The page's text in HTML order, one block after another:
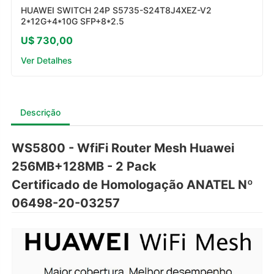
HUAWEI SWITCH 24P S5735-S24T8J4XEZ-V2
2*12G+4*10G SFP+8*2.5
U$ 730,00
Ver Detalhes
Descrição
WS5800 - WfiFi Router Mesh Huawei
256MB+128MB - 2 Pack
Certificado de Homologação ANATEL Nº
06498-20-03257